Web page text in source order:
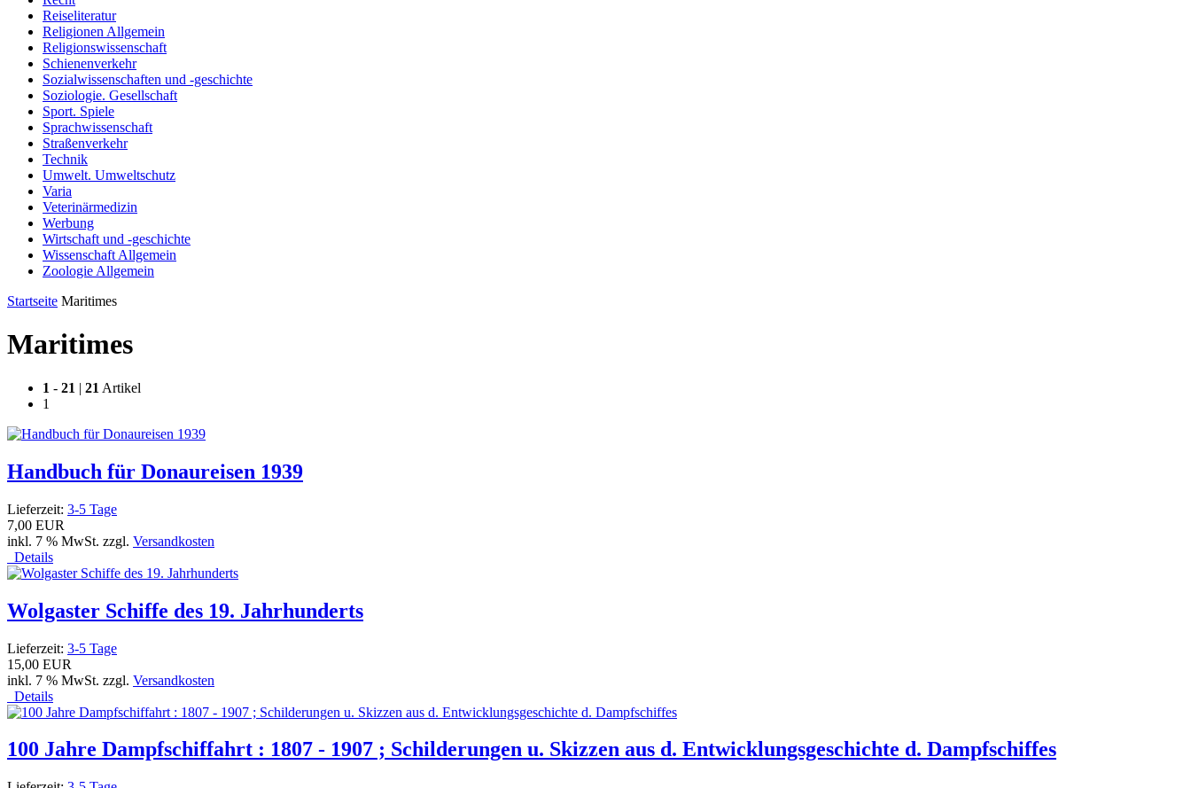
Reiseliteratur
Religionen Allgemein
Religionswissenschaft
Schienenverkehr
Sozialwissenschaften und -geschichte
Soziologie. Gesellschaft
Sport. Spiele
Sprachwissenschaft
Straßenverkehr
Technik
Umwelt. Umweltschutz
Varia
Veterinärmedizin
Werbung
Wirtschaft und -geschichte
Wissenschaft Allgemein
Zoologie Allgemein
Startseite Maritimes
Maritimes
1 - 21 | 21 Artikel
1
Handbuch für Donaureisen 1939
Lieferzeit: 3-5 Tage
7,00 EUR
inkl. 7 % MwSt. zzgl. Versandkosten
Details
Wolgaster Schiffe des 19. Jahrhunderts
Lieferzeit: 3-5 Tage
15,00 EUR
inkl. 7 % MwSt. zzgl. Versandkosten
Details
100 Jahre Dampfschiffahrt : 1807 - 1907 ; Schilderungen u. Skizzen aus d. Entwicklungsgeschichte d. Dampfschiffes